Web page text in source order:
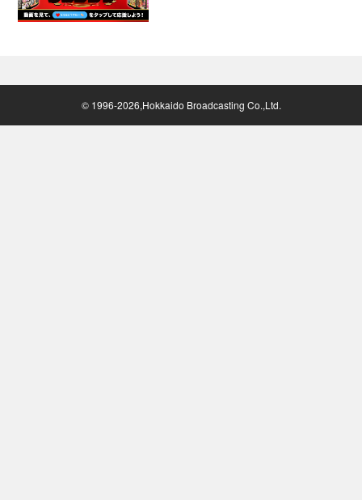
© 1996-2026,Hokkaido Broadcasting Co.,Ltd.